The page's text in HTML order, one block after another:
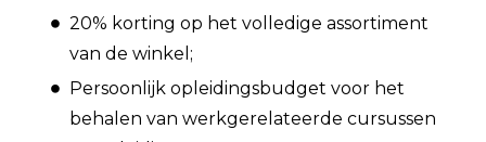
20% korting op het volledige assortiment
van de winkel;
Persoonlijk opleidingsbudget voor het
behalen van werkgerelateerde cursussen